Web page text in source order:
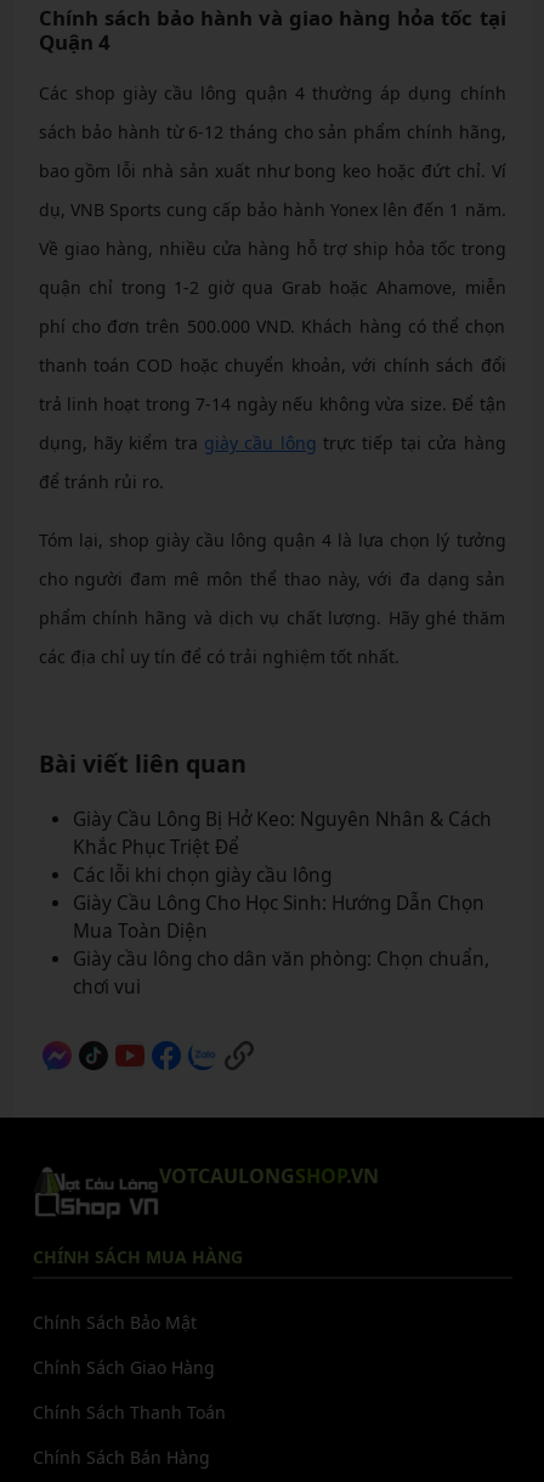
Chính sách bảo hành và giao hàng hỏa tốc tại
Quận 4
Các shop giày cầu lông quận 4 thường áp dụng chính
sách bảo hành từ 6-12 tháng cho sản phẩm chính hãng,
bao gồm lỗi nhà sản xuất như bong keo hoặc đứt chỉ. Ví
dụ, VNB Sports cung cấp bảo hành Yonex lên đến 1 năm.
Về giao hàng, nhiều cửa hàng hỗ trợ ship hỏa tốc trong
quận chỉ trong 1-2 giờ qua Grab hoặc Ahamove, miễn
phí cho đơn trên 500.000 VND. Khách hàng có thể chọn
thanh toán COD hoặc chuyển khoản, với chính sách đổi
trả linh hoạt trong 7-14 ngày nếu không vừa size. Để tận
dụng, hãy kiểm tra giày cầu lông trực tiếp tại cửa hàng
để tránh rủi ro.
Tóm lại, shop giày cầu lông quận 4 là lựa chọn lý tưởng
cho người đam mê môn thể thao này, với đa dạng sản
phẩm chính hãng và dịch vụ chất lượng. Hãy ghé thăm
các địa chỉ uy tín để có trải nghiệm tốt nhất.
Bài viết liên quan
Giày Cầu Lông Bị Hở Keo: Nguyên Nhân & Cách
Khắc Phục Triệt Để
Các lỗi khi chọn giày cầu lông
Giày Cầu Lông Cho Học Sinh: Hướng Dẫn Chọn
Mua Toàn Diện
Giày cầu lông cho dân văn phòng: Chọn chuẩn,
chơi vui
VOTCAULONGSHOP.VN
CHÍNH SÁCH MUA HÀNG
Chính Sách Bảo Mật
Chính Sách Giao Hàng
Chính Sách Thanh Toán
Chính Sách Bán Hàng